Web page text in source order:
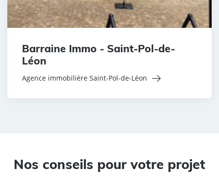
Barraine Immo - Saint-Pol-de-
Léon
Agence immobilière Saint-Pol-de-Léon
Nos conseils pour votre projet